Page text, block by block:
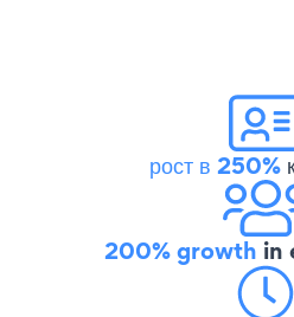
рост в 250%
200% growth in